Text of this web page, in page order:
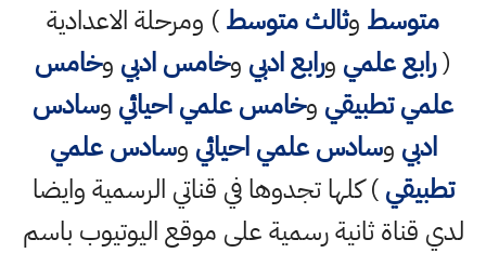
متوسط وثالث متوسط) ومرحلة الاعدادية
(رابع علمي ورابع ادبي وخامس ادبي وخامس
علمي تطبيقي وخامس علمي احيائي وسادس
ادبي وسادس علمي احيائي وسادس علمي
تطبيقي) كلها تجدوها في قناتي الرسمية وايضا
لدي قناة ثانية رسمية على موقع اليوتيوب باسم